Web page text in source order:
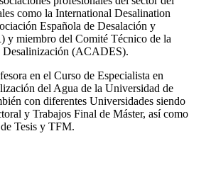
como la International Desalination
Española de Desalación y
miembro del Comité Técnico de la
Desalinización (ACADES).
en el Curso de Especialista en
del Agua de la Universidad de
con diferentes Universidades siendo
y Trabajos Final de Máster, así como
Tesis y TFM.